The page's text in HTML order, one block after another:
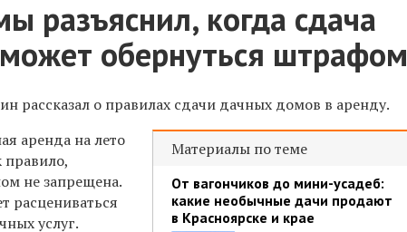
разъяснил, когда сдача
обернуться штрафом
рассказал о правилах сдачи дачных домов в аренду.
Материалы по теме
От вагончиков до мини-усадеб:
какие необычные дачи продают
в Красноярске и крае
аренда на лето
правило,
не запрещена.
расцениваться
услуг.